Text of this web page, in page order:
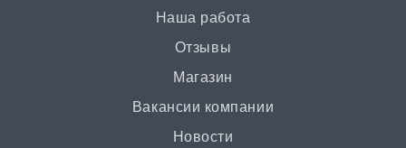
Наша работа
Отзывы
Магазин
Вакансии компании
Новости